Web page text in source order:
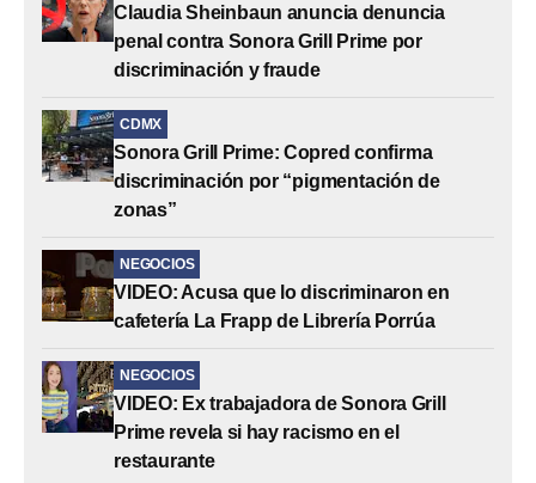
Claudia Sheinbaun anuncia denuncia
penal contra Sonora Grill Prime por
discriminación y fraude
CDMX
Sonora Grill Prime: Copred confirma
discriminación por “pigmentación de
zonas”
NEGOCIOS
VIDEO: Acusa que lo discriminaron en
cafetería La Frapp de Librería Porrúa
NEGOCIOS
VIDEO: Ex trabajadora de Sonora Grill
Prime revela si hay racismo en el
restaurante